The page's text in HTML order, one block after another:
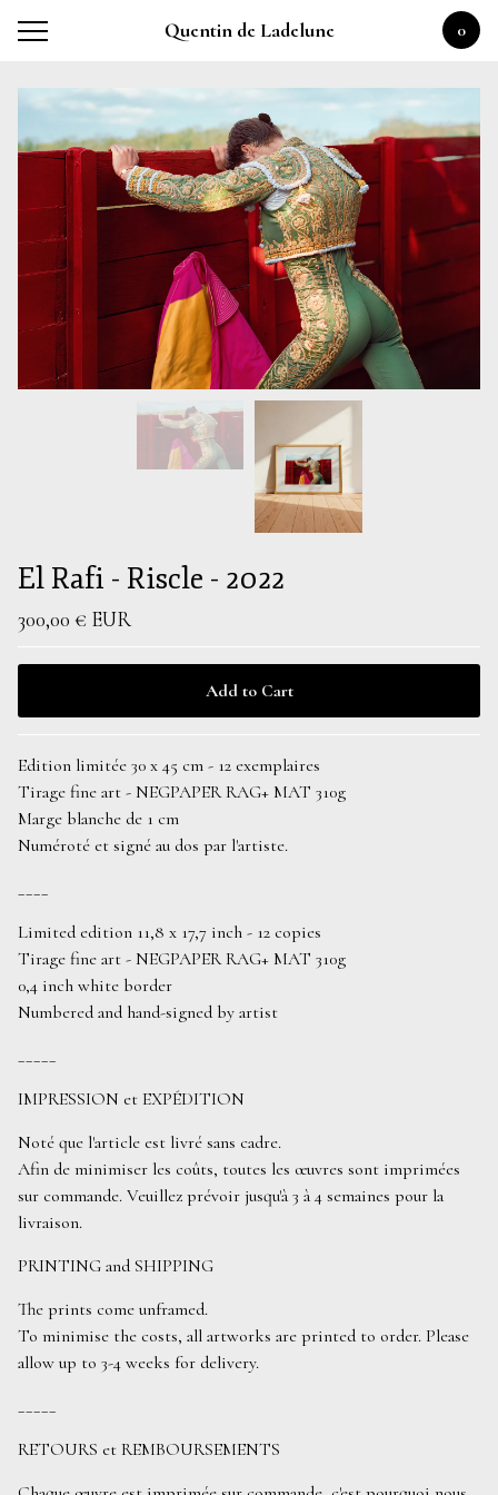
Quentin de Ladelune 0
El Rafi - Riscle - 2022
300,00 € EUR
Add to Cart
Edition limitée 30 x 45 cm - 12 exemplaires
Tirage fine art - NEGPAPER RAG+ MAT 310g
Marge blanche de 1 cm
Numéroté et signé au dos par l'artiste.
____
Limited edition 11,8 x 17,7 inch - 12 copies
Tirage fine art - NEGPAPER RAG+ MAT 310g
0,4 inch white border
Numbered and hand-signed by artist
_____
IMPRESSION et EXPÉDITION
Noté que l'article est livré sans cadre.
Afin de minimiser les coûts, toutes les œuvres sont imprimées
sur commande. Veuillez prévoir jusqu'à 3 à 4 semaines pour la
livraison.
PRINTING and SHIPPING
The prints come unframed.
To minimise the costs, all artworks are printed to order. Please
allow up to 3-4 weeks for delivery.
_____
RETOURS et REMBOURSEMENTS